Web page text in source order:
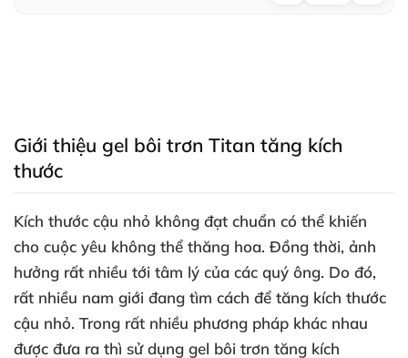
Giới thiệu gel bôi trơn Titan tăng kích
thước
Kích thước cậu nhỏ không đạt chuẩn có thể khiến
cho cuộc yêu không thể thăng hoa. Đồng thời, ảnh
hưởng rất nhiều tới tâm lý của các quý ông. Do đó,
rất nhiều nam giới đang tìm cách để tăng kích thước
cậu nhỏ. Trong rất nhiều phương pháp khác nhau
được đưa ra thì sử dụng gel bôi trơn tăng kích